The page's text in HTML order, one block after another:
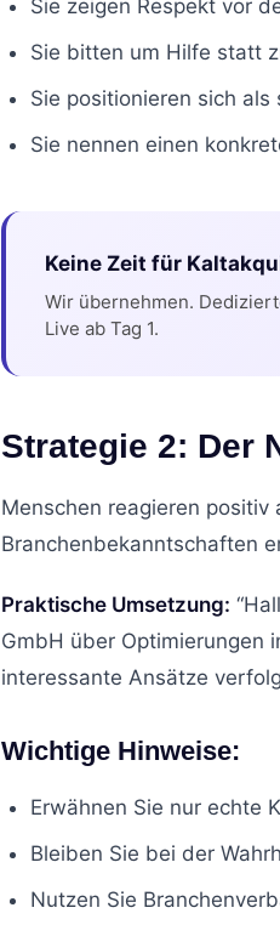
Sie zeigen Respekt vor
Sie bitten um Hilfe statt
Sie positionieren sich
Sie nennen einen
Keine Zeit für
Wir übernehmen.
Live ab Tag 1.
Strategie 2: Der
Menschen reagieren positiv
Branchenbekanntschaften
Praktische Umsetzung:
GmbH über Optimierungen
interessante Ansätze
Wichtige Hinweise:
Erwähnen Sie nur echte
Bleiben Sie bei der
Nutzen Sie